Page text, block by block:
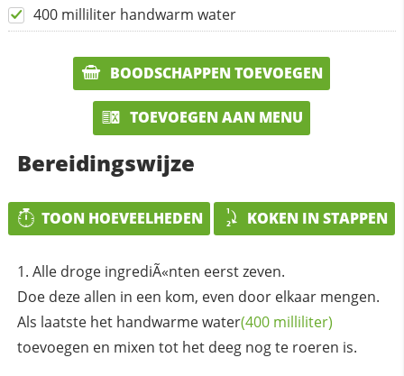
400 milliliter handwarm water
BOODSCHAPPEN TOEVOEGEN
TOEVOEGEN AAN MENU
Bereidingswijze
TOON HOEVEELHEDEN KOKEN IN STAPPEN
Alle droge ingrediÃ«nten eerst zeven.
Doe deze allen in een kom, even door elkaar mengen.
Als laatste het handwarmewater(400 milliliter)
toevoegen en mixen tot het deeg nog te roeren is.